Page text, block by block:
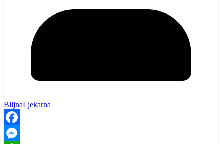
BiljnaLjekarna
Facebook